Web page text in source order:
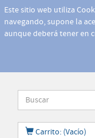
Este sitio web utiliza
navegando, supone la
aunque deberá tener en
Carrito: (Vacío)